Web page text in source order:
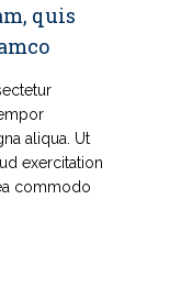
quis
aliqua. Ut
exercitation
commodo